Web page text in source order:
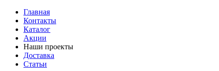
Главная
Контакты
Каталог
Акции
Наши проекты
Доставка
Статьи